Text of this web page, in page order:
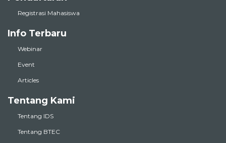
Registrasi Mahasiswa
Info Terbaru
Webinar
Event
Articles
Tentang Kami
Tentang IDS
Tentang BTEC